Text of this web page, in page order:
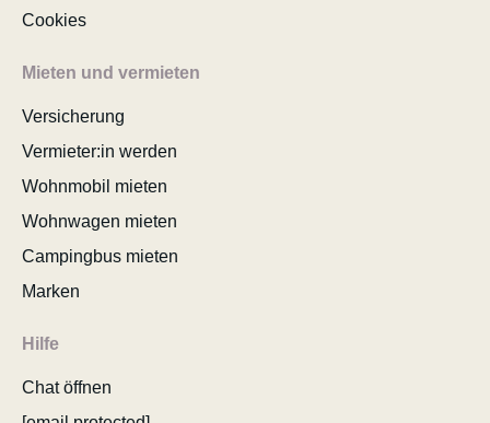
Cookies
Mieten und vermieten
Versicherung
Vermieter:in werden
Wohnmobil mieten
Wohnwagen mieten
Campingbus mieten
Marken
Hilfe
Chat öffnen